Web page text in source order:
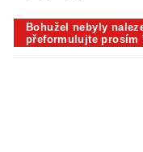
Bohužel nebyly
přeformulujte prosím